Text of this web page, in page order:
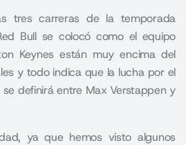
tres carreras de la temporada
Bull se colocó como el equipo
Keynes están muy encima del
y todo indica que la lucha por el
definirá entreMax Verstappen y
ya que hemos visto algunos